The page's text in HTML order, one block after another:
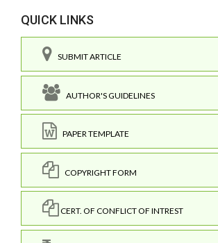
QUICK LINKS
SUBMIT ARTICLE
AUTHOR'S GUIDELINES
PAPER TEMPLATE
COPYRIGHT FORM
CERT. OF CONFLICT OF INTREST